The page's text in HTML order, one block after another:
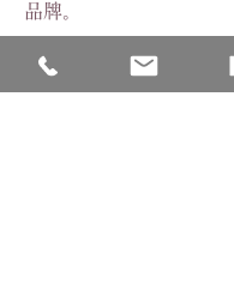
品牌。